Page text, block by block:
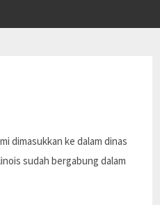
dimasukkan ke dalam dinas
sudah bergabung dalam